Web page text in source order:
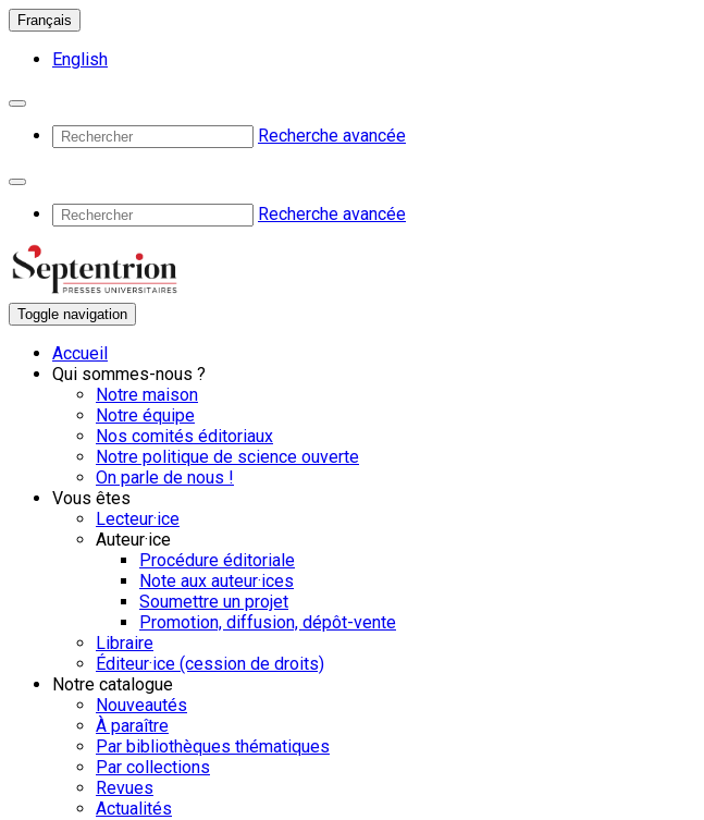
Français
English
Recherche avancée
Recherche avancée
Toggle navigation
Accueil
Qui sommes-nous ?
Notre maison
Notre équipe
Nos comités éditoriaux
Notre politique de science ouverte
On parle de nous !
Vous êtes
Lecteur·ice
Auteur·ice
Procédure éditoriale
Note aux auteur·ices
Soumettre un projet
Promotion, diffusion, dépôt-vente
Libraire
Éditeur·ice (cession de droits)
Notre catalogue
Nouveautés
À paraître
Par bibliothèques thématiques
Par collections
Revues
Actualités